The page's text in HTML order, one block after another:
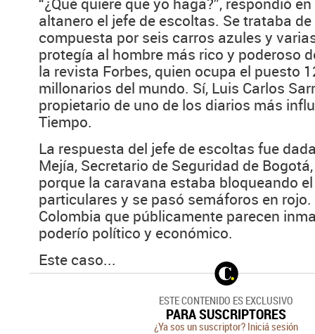
altanero el jefe de escoltas. Se trataba
compuesta por seis carros azules y
protegía al hombre más rico y poderoso
la revista Forbes, quien ocupa el puesto
millonarios del mundo. Sí, Luis Carlos
propietario de uno de los diarios más
Tiempo.
La respuesta del jefe de escoltas fue
Mejía, Secretario de Seguridad de
porque la caravana estaba bloqueando
particulares y se pasó semáforos en
Colombia que públicamente parecen
poderío político y económico.
Este caso...
ESTE CONTENIDO ES EXCLUSIVO
PARA SUSCRIPTORES
¿Ya sos un suscriptor? Iniciá sesión